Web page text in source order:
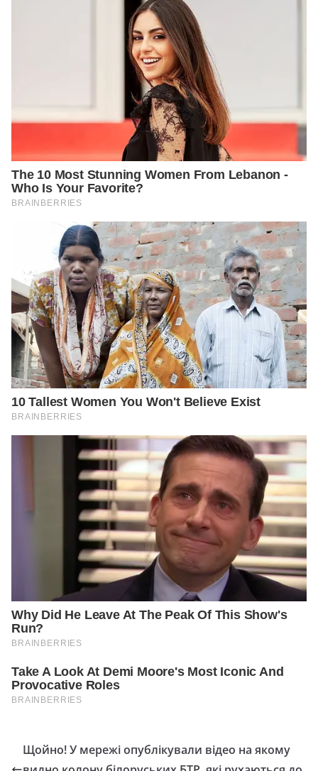
Щойно! У мережі опублікували відео на якому